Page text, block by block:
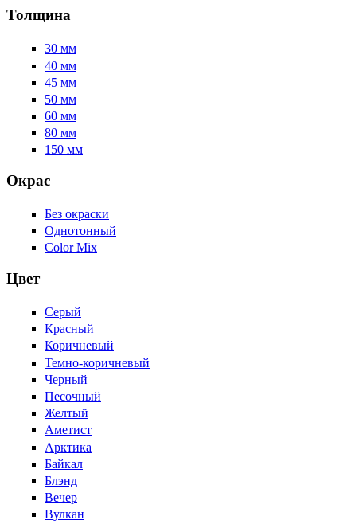
Толщина
30 мм
40 мм
45 мм
50 мм
60 мм
80 мм
150 мм
Окрас
Без окраски
Однотонный
Color Mix
Цвет
Серый
Красный
Коричневый
Темно-коричневый
Черный
Песочный
Желтый
Аметист
Арктика
Байкал
Блэнд
Вечер
Вулкан